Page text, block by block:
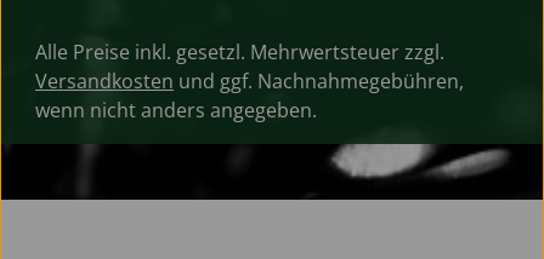
Alle Preise inkl. gesetzl. Mehrwertsteuer zzgl.
Versandkosten und ggf. Nachnahmegebühren,
wenn nicht anders angegeben.